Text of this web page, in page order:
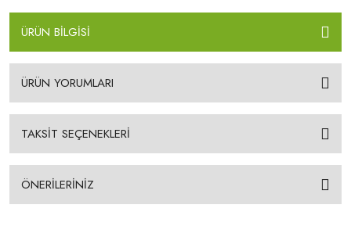
ÜRÜN BİLGİSİ
ÜRÜN YORUMLARI
TAKSİT SEÇENEKLERİ
ÖNERİLERİNİZ